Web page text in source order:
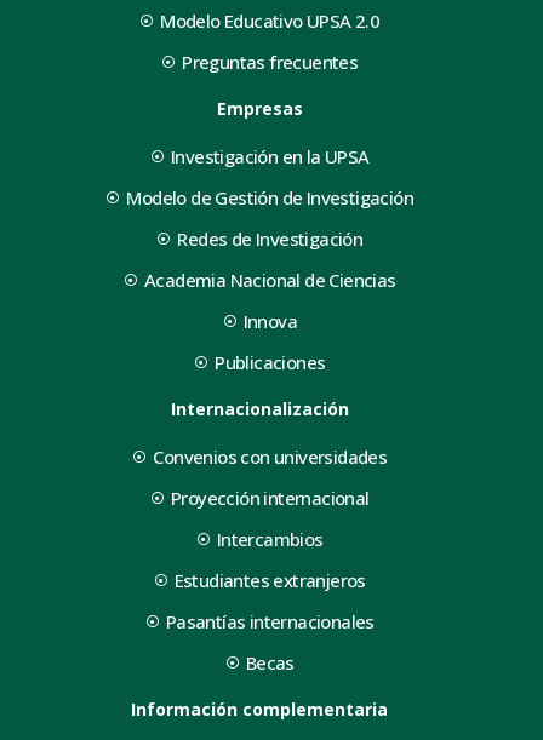
Modelo Educativo UPSA 2.0
Preguntas frecuentes
Empresas
Investigación en la UPSA
Modelo de Gestión de Investigación
Redes de Investigación
Academia Nacional de Ciencias
Innova
Publicaciones
Internacionalización
Convenios con universidades
Proyección internacional
Intercambios
Estudiantes extranjeros
Pasantías internacionales
Becas
Información complementaria